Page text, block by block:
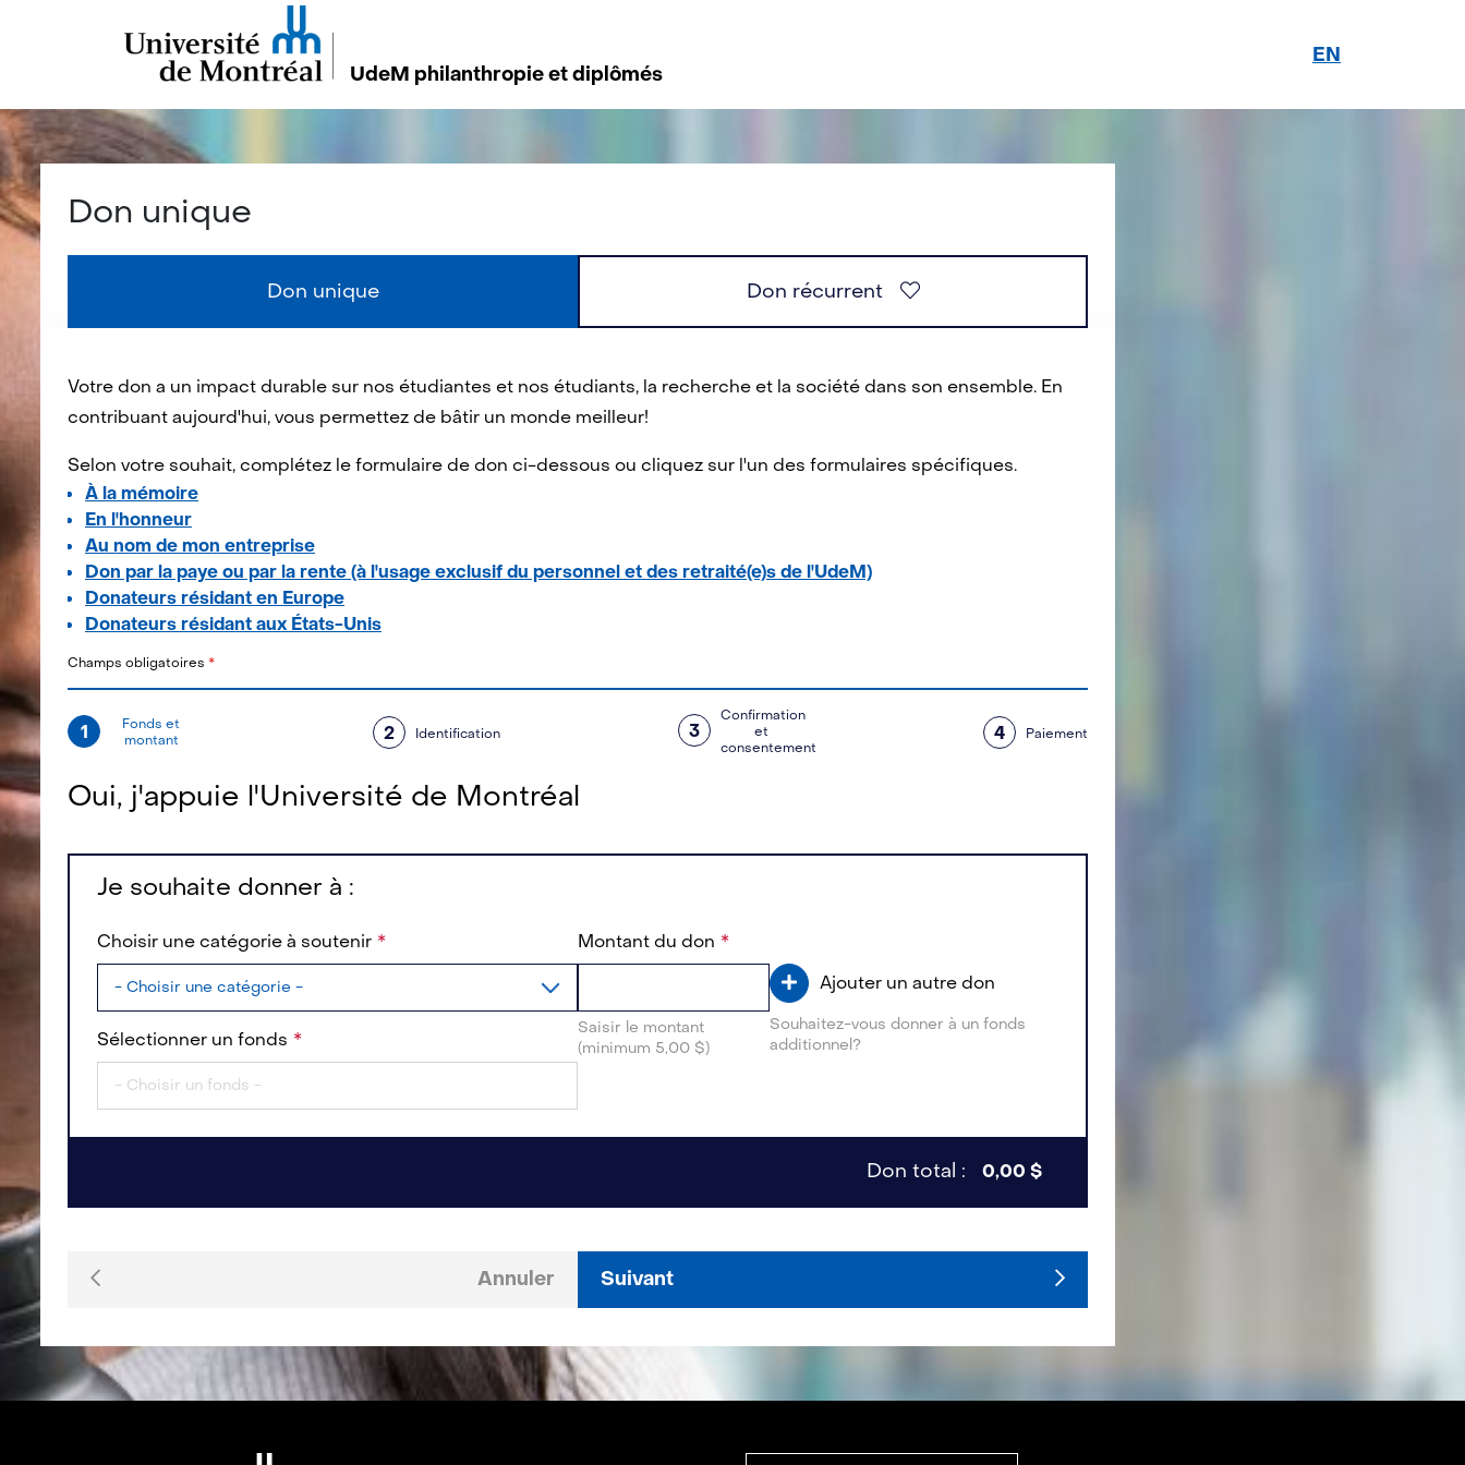
UdeM philanthropie et diplômés
EN
Don unique
Don unique Don récurrent
Votre don a un impact durable sur nos étudiantes et nos étudiants, la recherche et la société dans son ensemble. En
contribuant aujourd'hui, vous permettez de bâtir un monde meilleur!
Selon votre souhait, complétez le formulaire de don ci-dessous ou cliquez sur l'un des formulaires spécifiques.
À la mémoire
En l'honneur
Au nom de mon entreprise
Don par la paye ou par la rente (à l'usage exclusif du personnel et des retraité(e)s de l'UdeM)
Donateurs résidant en Europe
Donateurs résidant aux États-Unis
Champs obligatoires *
1
Fonds et
montant
2 Identification 3
Confirmation
et
consentement
4 Paiement
Oui, j'appuie l'Université de Montréal
Je souhaite donner à :
Choisir une catégorie à soutenir
Sélectionner un fonds
Montant du don
Saisir le montant
(minimum 5,00 $)
Ajouter un autre don
Souhaitez-vous donner à un fonds
additionnel?
Don total : 0,00 $
Suivant
Annuler